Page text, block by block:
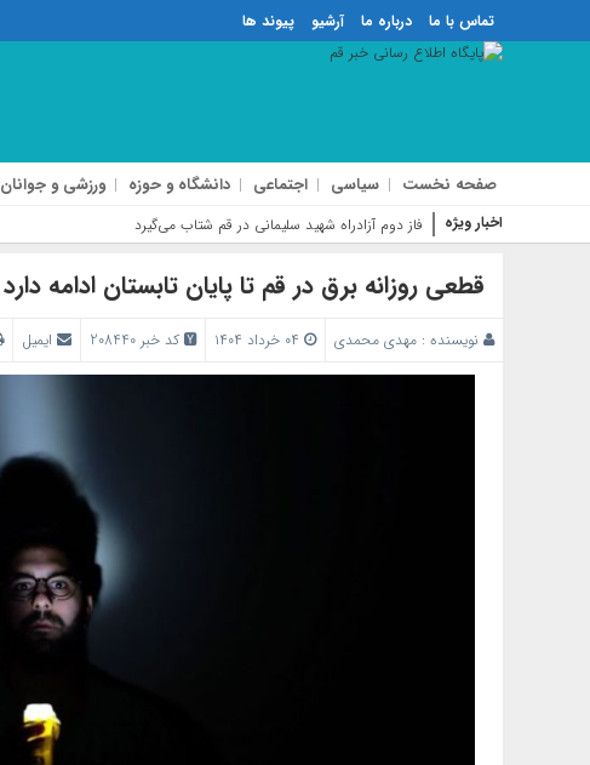
تماس با ما درباره ما آرشیو پیوند ها
صفحه نخست سیاسی اجتماعی دانشگاه و حوزه ورزشی و جوانان
اخبار ویژه فاز دوم آزادراه شهید سلیمانی در قم شتاب می‌گیرد
قطعی روزانه برق در قم تا پایان تابستان ادامه دارد
نویسنده : مهدی محمدی کد خبر 208440 ایمیل